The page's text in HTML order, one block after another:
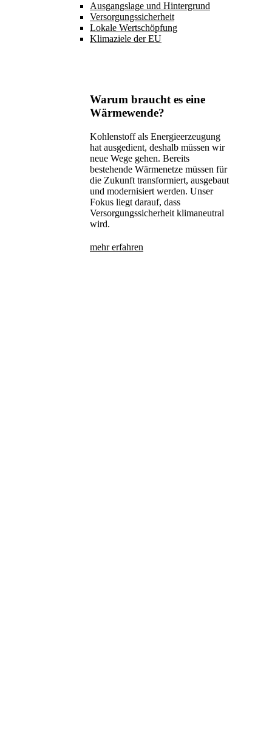
Ausgangslage und Hintergrund
Versorgungssicherheit
Lokale Wertschöpfung
Klimaziele der EU
Warum braucht es eine
Wärmewende?
Kohlenstoff als Energieerzeugung
hat ausgedient, deshalb müssen wir
neue Wege gehen. Bereits
bestehende Wärmenetze müssen für
die Zukunft transformiert, ausgebaut
und modernisiert werden. Unser
Fokus liegt darauf, dass
Versorgungssicherheit klimaneutral
wird.
mehr erfahren